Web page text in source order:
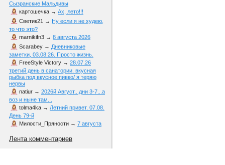
Сызранские Мальдивы
картошечка → Ах, лето!!!
Светик21 → Ну если я не худею,
то что это?
marnikifn3 → 8 августа 2026
Scarabey → Дневниковые
заметки, 03.08.26. Просто жизнь.
FreeStyle Victory → 28.07.26
третий день в санатории. вкусная
рыбка под вкусное пивко/ я теряю
нервы
natiur → 2026й Август...дни 3-7...а
воз и ныне там...
tolma4ka → Летний привет. 07.08.
День 79-й
Милости_Пряности → 7 августа
Лента комментариев